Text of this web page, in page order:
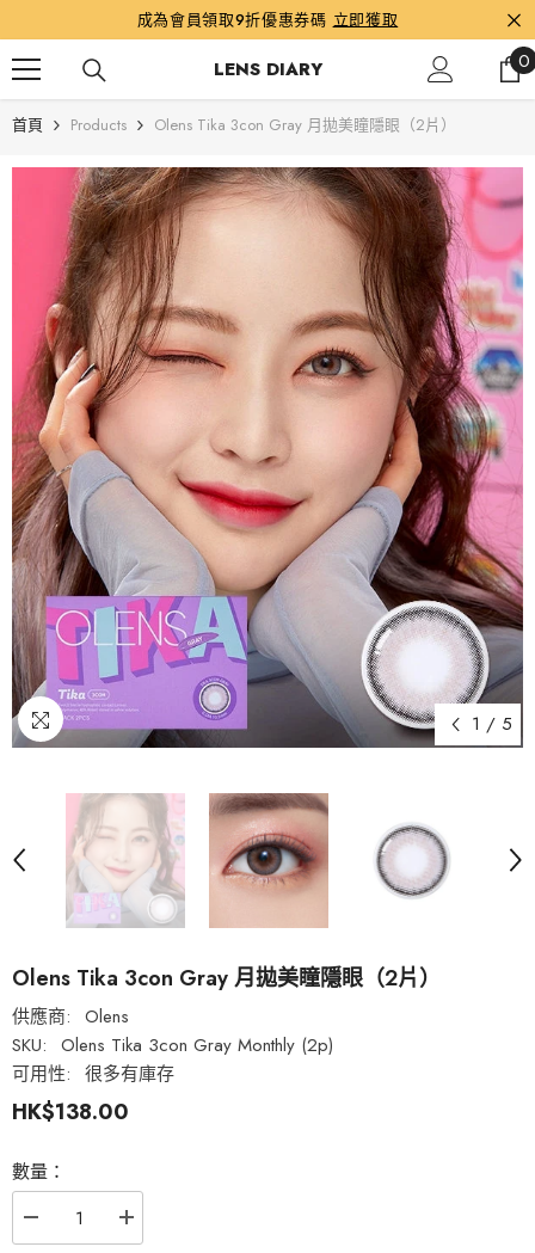
成為會員領取9折優惠券碼 立即獲取
LENS DIARY 00
首頁 Products Olens Tika 3con Gray 月拋美瞳隱眼（2片）
1 / 5
Olens Tika 3con Gray 月拋美瞳隱眼（2片）
供應商: Olens
SKU: Olens Tika 3con Gray Monthly (2p)
可用性: 很多有庫存
HK$138.00
數量：
增